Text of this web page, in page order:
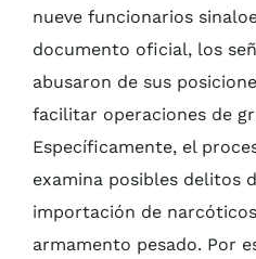
nueve funcionarios
documento oficial, los
abusaron de sus
facilitar operaciones de
Específicamente, el
examina posibles delitos
importación de
armamento pesado. Por